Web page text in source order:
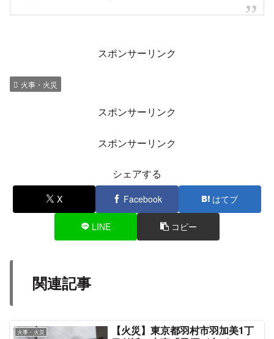
スポンサーリンク
火事・火災
スポンサーリンク
スポンサーリンク
シェアする
X Facebook はてブ
LINE コピー
関連記事
火事・火災
【火災】東京都羽村市羽加美1丁